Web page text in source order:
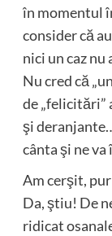
în momentul
consider că
nici un caz
Nu cred că
de „felicitări”
şi
cânta şi ne
Am cerşit,
Da, ştiu! De
ridicat